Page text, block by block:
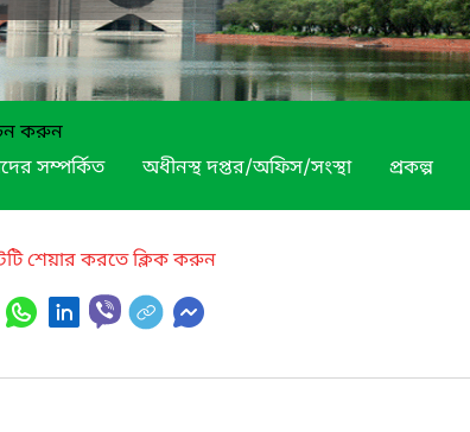
করুন
সম্পর্কিত
অধীনস্থ দপ্তর/অফিস/সংস্থা প্রকল্প
শেয়ার করতে ক্লিক করুন